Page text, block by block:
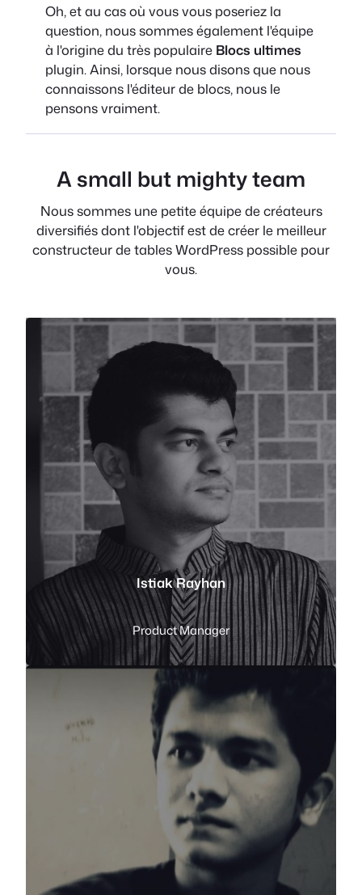
Oh, et au cas où vous vous poseriez la
question, nous sommes également l'équipe
à l'origine du très populaire Blocs ultimes
plugin. Ainsi, lorsque nous disons que nous
connaissons l'éditeur de blocs, nous le
pensons vraiment.
A small but mighty team
Nous sommes une petite équipe de créateurs
diversifiés dont l'objectif est de créer le meilleur
constructeur de tables WordPress possible pour
vous.
Istiak Rayhan
Product Manager